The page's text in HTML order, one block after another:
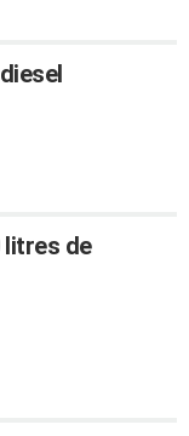
litres de